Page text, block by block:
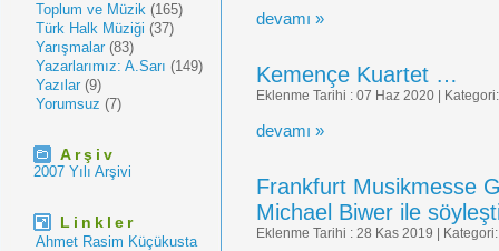
Toplum ve Müzik (165)
Türk Halk Müziği (37)
Yarışmalar (83)
Yazarlarımız: A.Sarı (149)
Yazılar (9)
Yorumsuz (7)
Arşiv
2007 Yılı Arşivi
Linkler
Ahmet Rasim Küçükusta
Pin Up Aviator
devamı »
Kemençe Kuartet …
Eklenme Tarihi : 07 Haz 2020 |
devamı »
Frankfurt Musikmesse
Michael Biwer ile
Eklenme Tarihi : 28 Kas 2019 |